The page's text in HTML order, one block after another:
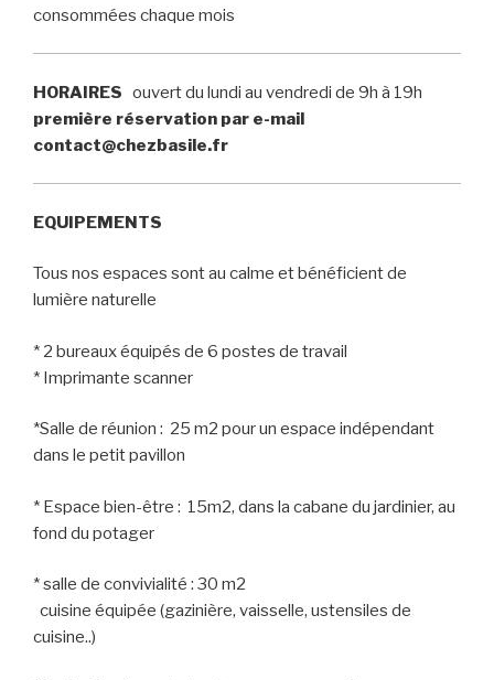
consommées chaque mois
HORAIRES ouvert du lundi au vendredi de 9h à 19h
première réservation par e-mail
contact@chezbasile.fr
EQUIPEMENTS
Tous nos espaces sont au calme et bénéficient de
lumière naturelle
* 2 bureaux équipés de 6 postes de travail
* Imprimante scanner
*Salle de réunion : 25 m2 pour un espace indépendant
dans le petit pavillon
* Espace bien-être : 15m2, dans la cabane du jardinier, au
fond du potager
* salle de convivialité : 30 m2
cuisine équipée (gazinière, vaisselle, ustensiles de
cuisine..)